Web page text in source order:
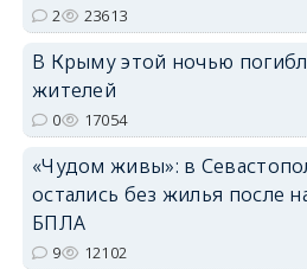
2 23613
В Крыму этой ночью
жителей
0 17054
«Чудом живы»: в
остались без жилья после
БПЛА
9 12102